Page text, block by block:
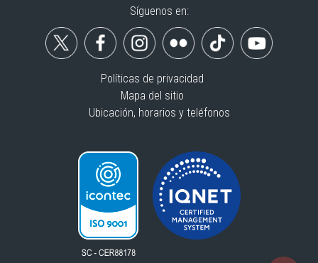
Síguenos en:
Políticas de privacidad
Mapa del sitio
Ubicación, horarios y teléfonos